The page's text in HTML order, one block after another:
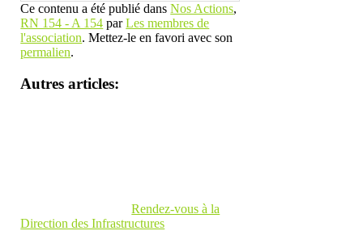
Ce contenu a été publié dansNos Actions,
RN 154 - A 154 parLes membres de
l'association. Mettez-le en favori avec son
permalien.
Autres articles:
Rendez-vous à la
Direction des Infrastructures